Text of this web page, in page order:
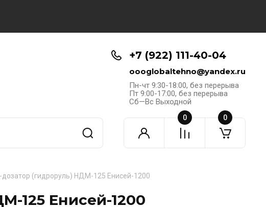
+7 (922) 111-40-04
oooglobaltehno@yandex.ru
Пн-чт 9:30-18:00, без перерыва
Пт 9:00-17:00, без перерыва
Сб—Вс Выходной
0 0
дозатор (гидроруль) НДМ-125 Енисей-1200
125 Енисей-1200